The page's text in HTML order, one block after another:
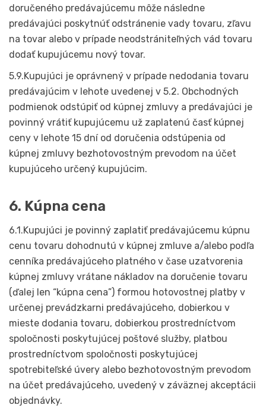
doručeného predávajúcemu môže následne
predávajúci poskytnúť odstránenie vady tovaru, zľavu
na tovar alebo v prípade neodstrániteľných vád tovaru
dodať kupujúcemu nový tovar.
5.9.Kupujúci je oprávnený v prípade nedodania tovaru
predávajúcim v lehote uvedenej v 5.2. Obchodných
podmienok odstúpiť od kúpnej zmluvy a predávajúci je
povinný vrátiť kupujúcemu už zaplatenú časť kúpnej
ceny v lehote 15 dní od doručenia odstúpenia od
kúpnej zmluvy bezhotovostným prevodom na účet
kupujúceho určený kupujúcim.
6. Kúpna cena
6.1.Kupujúci je povinný zaplatiť predávajúcemu kúpnu
cenu tovaru dohodnutú v kúpnej zmluve a/alebo podľa
cenníka predávajúceho platného v čase uzatvorenia
kúpnej zmluvy vrátane nákladov na doručenie tovaru
(ďalej len “kúpna cena”) formou hotovostnej platby v
určenej prevádzkarni predávajúceho, dobierkou v
mieste dodania tovaru, dobierkou prostredníctvom
spoločnosti poskytujúcej poštové služby, platbou
prostredníctvom spoločnosti poskytujúcej
spotrebiteľské úvery alebo bezhotovostným prevodom
na účet predávajúceho, uvedený v záväznej akceptácii
objednávky.